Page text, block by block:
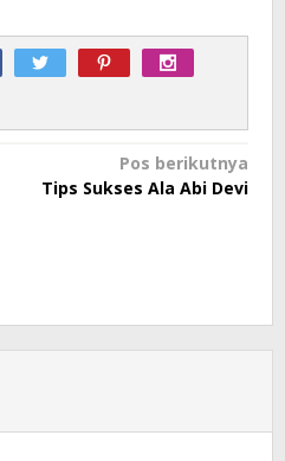
Pos berikutnya
Tips Sukses Ala Abi Devi